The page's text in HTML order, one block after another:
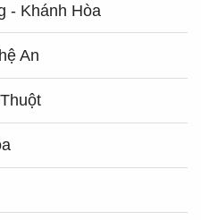
- Khánh Hòa
An